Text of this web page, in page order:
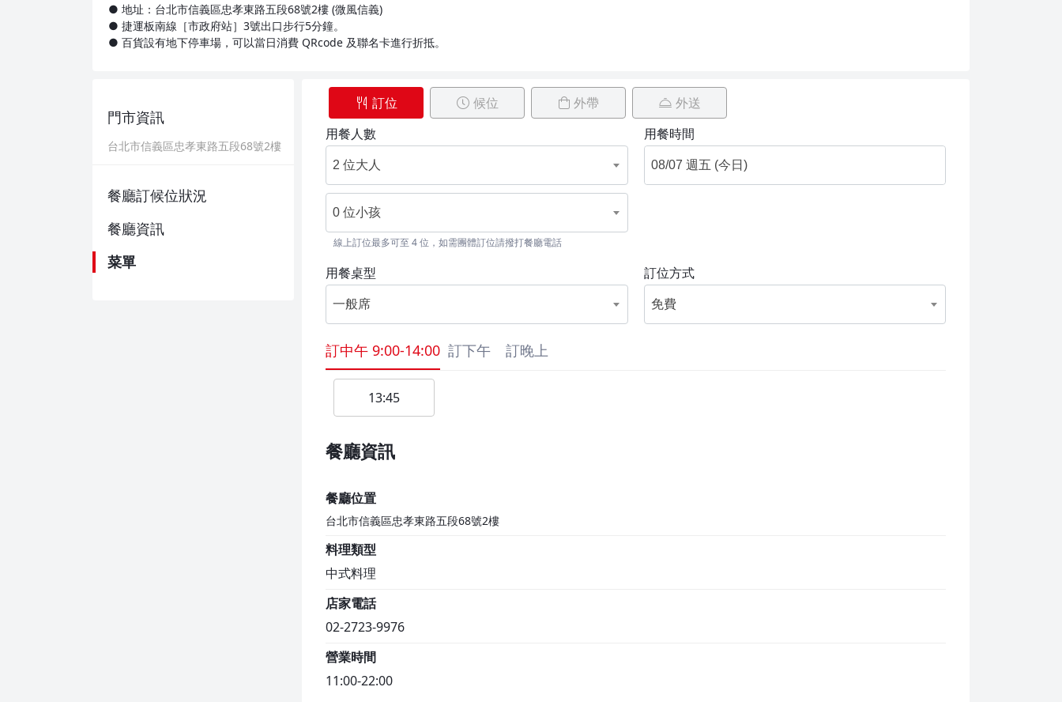
● 地址：台北市信義區忠孝東路五段68號2樓 (微風信義)
● 捷運板南線［市政府站］3號出口步行5分鐘。
● 百貨設有地下停車場，可以當日消費 QRcode 及聯名卡進行折抵。
門市資訊
台北市信義區忠孝東路五段68號2樓
餐廳訂候位狀況
餐廳資訊
菜單
訂位 候位 外帶
外送
用餐人數
2 位大人
0 位小孩
線上訂位最多可至 4 位，如需團體訂位請撥打餐廳電話
用餐時間
用餐桌型
一般席
訂位方式
免費
訂中午 9:00-14:00 訂下午 訂晚上
13:45
餐廳資訊
餐廳位置
台北市信義區忠孝東路五段68號2樓
料理類型
中式料理
店家電話
02-2723-9976
營業時間
11:00-22:00